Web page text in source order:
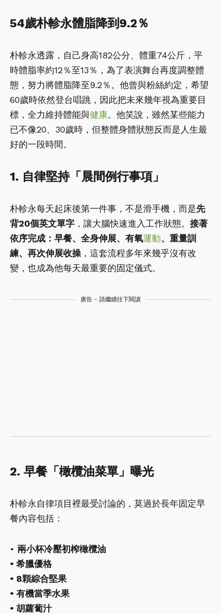
54歲朴軫永體脂降到9.2％
朴軫永透露，自己身高182公分、體重74公斤，平
時體脂率約12％至13％，為了表演舞台再度調整體
態，努力將體脂降至9.2％。他曾與粉絲約定，希望
60歲時依然登台唱跳，因此把未來幾年視為重要目
標，全力維持體能與健康。他笑說，雖然某些能力
已不像20、30歲時，但整體身體狀態反而是人生最
好的一段時間。
1. 自律堅持「晨間例行事項」
朴軫永每天起床後第一件事，不是滑手機，而是先
背20個英文單字 ，讓大腦快速進入工作狀態。 接著
依序完成：早餐、全身伸展、有氧運動、重量訓
練、再次伸展收操 ，這套流程多年來幾乎沒有改
變，也成為他每天最重要的固定儀式。
廣告 - 請繼續往下閱讀
2. 早餐「橄欖油菜單」曝光
朴軫永自律項目裡最受討論的，莫過於長年固定早
餐內容包括：
• 兩小杯冷壓初榨橄欖油
• 希臘優格
• 8顆綜合堅果
• 有機當季水果
• 胡蘿蔔汁